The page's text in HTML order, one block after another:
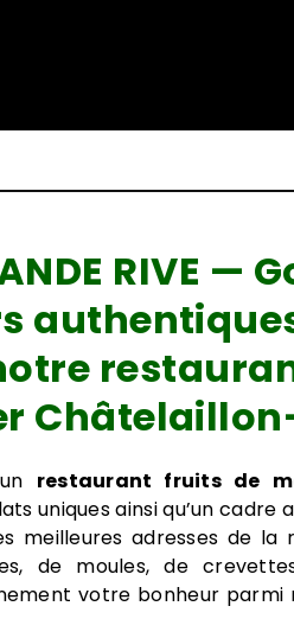
RIVE —
restaurant fruits de
uniques ainsi qu’un cadre
meilleures adresses de la
de moules, de
votre bonheur parmi